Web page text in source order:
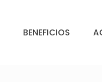
BENEFICIOS